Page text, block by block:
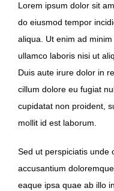
Lorem ipsum dolor sit
do eiusmod tempor
aliqua. Ut enim ad
ullamco laboris nisi ut
Duis aute irure dolor in
cillum dolore eu fugiat
cupidatat non proident,
mollit id est laborum.
Sed ut perspiciatis unde
accusantium
eaque ipsa quae ab illo